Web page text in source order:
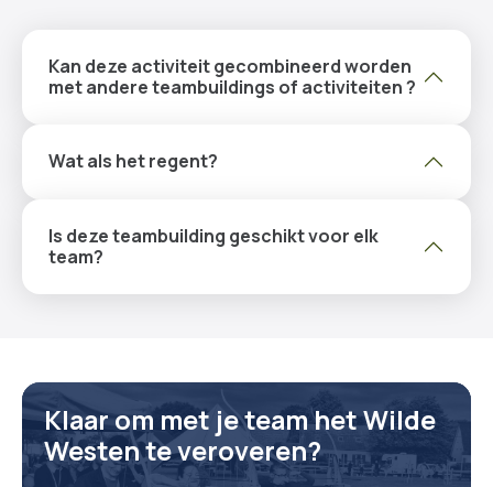
Kan deze activiteit gecombineerd worden
met andere teambuildings of activiteiten ?
Wat als het regent?
Is deze teambuilding geschikt voor elk
team?
Klaar om met je team het Wilde
Westen te veroveren?